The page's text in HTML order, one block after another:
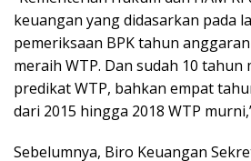
Sebelumnya, Biro Keuangan
Kementerian Hukum dan HAM,
memberikan penguatan
jajaran Kanwil Kementerian
Utara. Tujuannya, bahwa untuk
pelaksanaan anggaran perlu
kualitas pelaksanaan anggaran